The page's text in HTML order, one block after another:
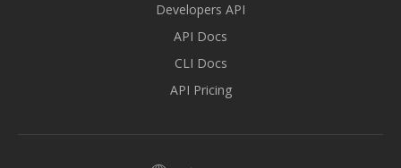
Developers API
API Docs
CLI Docs
API Pricing